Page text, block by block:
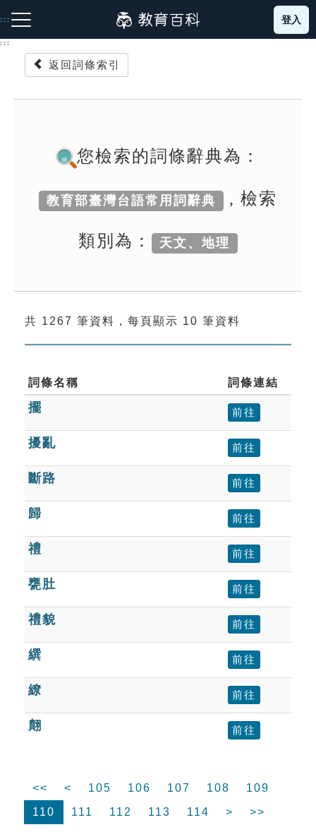
到
主
:::
生字詞彙表
成語故事
索引選單
單字索引
生命大百科索引
遊戲專區
教學應用
貓頭鷹博士
登入
:::
返回詞條索引
您檢索的詞條辭典為：
教育部臺灣台語常用詞辭典 , 檢索
類別為： 天文、地理
共 1267 筆資料，每頁顯示 10 筆資料
詞條名稱 詞條連結
擺 前往
擾亂 前往
斷路 前往
歸 前往
禮 前往
甕肚 前往
禮貌 前往
繏 前往
繚 前往
翸 前往
<< < 105 106 107 108
109
110
111 112 113 114 > >>